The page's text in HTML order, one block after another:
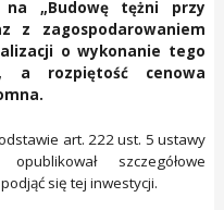
„Budowę tężni przy
z zagospodarowaniem
o wykonanie tego
a rozpiętość cenowa
art. 222 ust. 5 ustawy
szczegółowe
się tej inwestycji.